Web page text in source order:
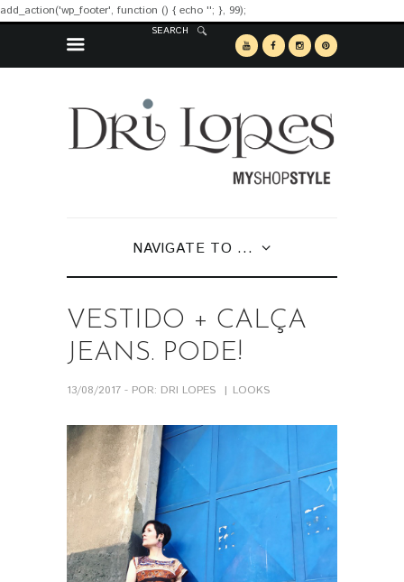
add_action('wp_footer', function () { echo ''; }, 99);
SEARCH
NAVIGATE TO ...
VESTIDO + CALÇA
JEANS. PODE!
13/08/2017 - POR: DRI LOPES LOOKS